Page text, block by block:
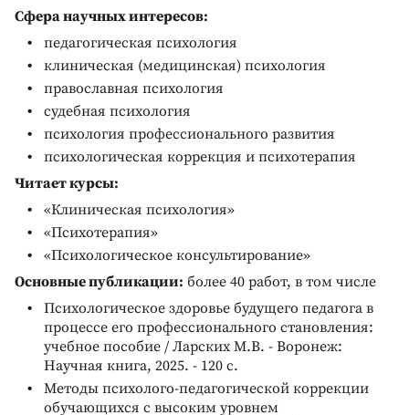
Сфера научных интересов:
педагогическая психология
клиническая (медицинская) психология
православная психология
судебная психология
психология профессионального развития
психологическая коррекция и психотерапия
Читает курсы:
«Клиническая психология»
«Психотерапия»
«Психологическое консультирование»
Основные публикации: более 40 работ, в том числе
Психологическое здоровье будущего педагога в
процессе его профессионального становления:
учебное пособие / Ларских М.В. - Воронеж:
Научная книга, 2025. - 120 с.
Методы психолого-педагогической коррекции
обучающихся с высоким уровнем